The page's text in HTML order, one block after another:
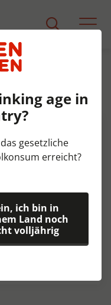
cl 2%
age in
gesetzliche
erreicht?
ich bin in
Land noch
volljährig